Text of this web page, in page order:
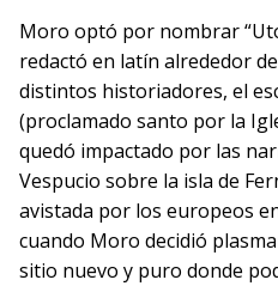
Moro optó por nombrar
redactó en latín alrededor
distintos historiadores, el
(proclamado santo por la
quedó impactado por las
Vespucio sobre la isla de
avistada por los europeos
cuando Moro decidió
sitio nuevo y puro donde